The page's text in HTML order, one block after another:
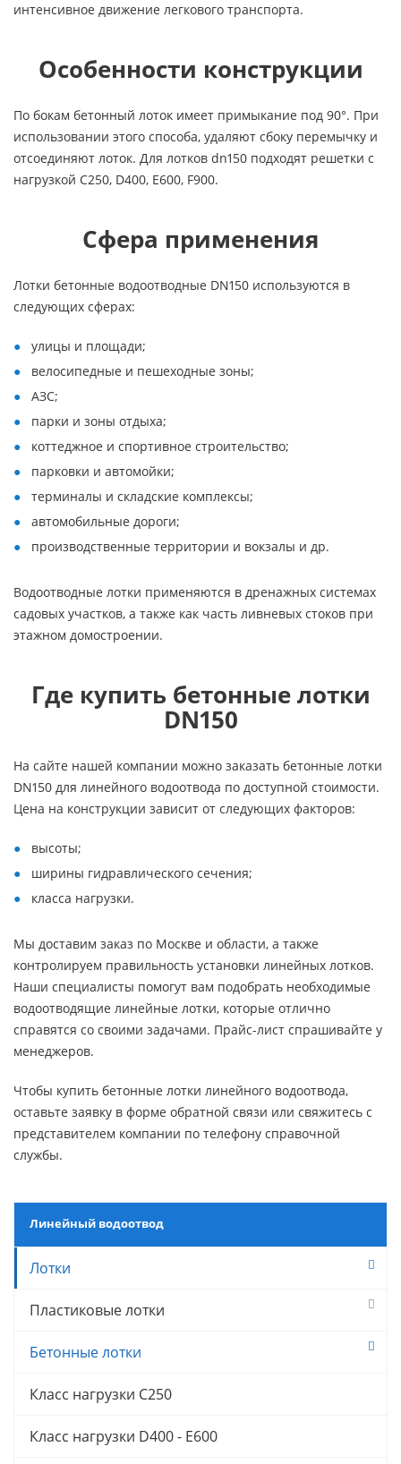
интенсивное движение легкового транспорта.
Особенности конструкции
По бокам бетонный лоток имеет примыкание под 90°. При
использовании этого способа, удаляют сбоку перемычку и
отсоединяют лоток. Для лотков dn150 подходят решетки с
нагрузкой C250, D400, E600, F900.
Сфера применения
Лотки бетонные водоотводные DN150 используются в
следующих сферах:
улицы и площади;
велосипедные и пешеходные зоны;
АЗС;
парки и зоны отдыха;
коттеджное и спортивное строительство;
парковки и автомойки;
терминалы и складские комплексы;
автомобильные дороги;
производственные территории и вокзалы и др.
Водоотводные лотки применяются в дренажных системах
садовых участков, а также как часть ливневых стоков при
этажном домостроении.
Где купить бетонные лотки
DN150
На сайте нашей компании можно заказать бетонные лотки
DN150 для линейного водоотвода по доступной стоимости.
Цена на конструкции зависит от следующих факторов:
высоты;
ширины гидравлического сечения;
класса нагрузки.
Мы доставим заказ по Москве и области, а также
контролируем правильность установки линейных лотков.
Наши специалисты помогут вам подобрать необходимые
водоотводящие линейные лотки, которые отлично
справятся со своими задачами. Прайс-лист спрашивайте у
менеджеров.
Чтобы купить бетонные лотки линейного водоотвода,
оставьте заявку в форме обратной связи или свяжитесь с
представителем компании по телефону справочной
службы.
Линейный водоотвод
Лотки
Пластиковые лотки
Бетонные лотки
Класс нагрузки C250
Класс нагрузки D400 - E600